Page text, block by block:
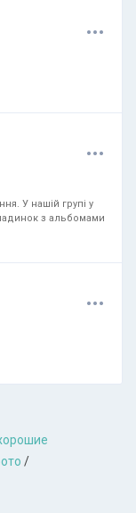
...
...
У нашій групі у
з альбомами
...
/